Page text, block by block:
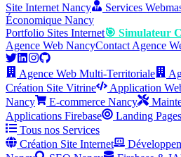
Site Internet Nancy
Services
Économique Nancy
Portfolio Sites Internet🎯 Simulateur
Agence Web NancyContact Agence
Agence Web Multi-Territoriale
Création Site Vitrine
Application
Nancy
E-commerce Nancy
Applications Firebase
Landing Pages
Tous nos Services
Création Site Internet